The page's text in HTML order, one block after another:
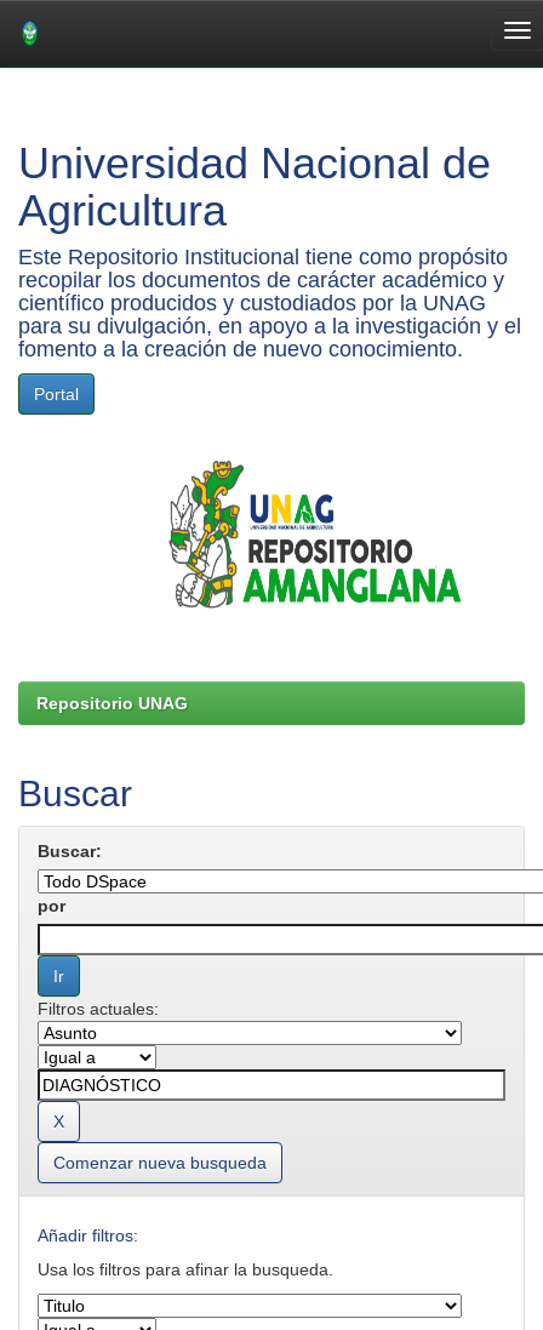
Universidad Nacional de
Agricultura
Este Repositorio Institucional tiene como propósito
recopilar los documentos de carácter académico y
científico producidos y custodiados por la UNAG
para su divulgación, en apoyo a la investigación y el
fomento a la creación de nuevo conocimiento.
Portal
Repositorio UNAG
Buscar
Buscar:
por
Filtros actuales:
Comenzar nueva busqueda
Añadir filtros:
Usa los filtros para afinar la busqueda.